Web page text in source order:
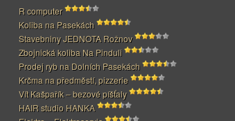
R computer
Koliba na Pasekách
Stavebniny JEDNOTA Rožnov
Zbojnická koliba Na Pinduli
Prodej ryb na Dolních Pasekách
Krčma na předměstí, pizzerie
Vít Kašpařík – bezové píšťaly
HAIR studio HANKA